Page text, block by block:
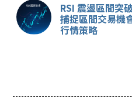
RSI 震盪區間突
捕捉區間交易機
行情策略